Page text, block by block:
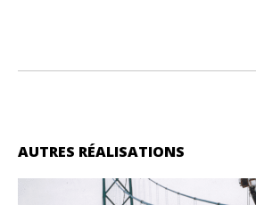
AUTRES RÉALISATIONS